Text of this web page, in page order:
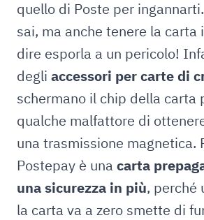
quello di Poste per
sai, ma anche tenere la carta
dire esporla a un pericolo!
degli accessori per carte di
schermano il chip della carta
qualche malfattore di
una trasmissione magnetica.
Postepay è una carta
una sicurezza in più, perché
la carta va a zero smette di